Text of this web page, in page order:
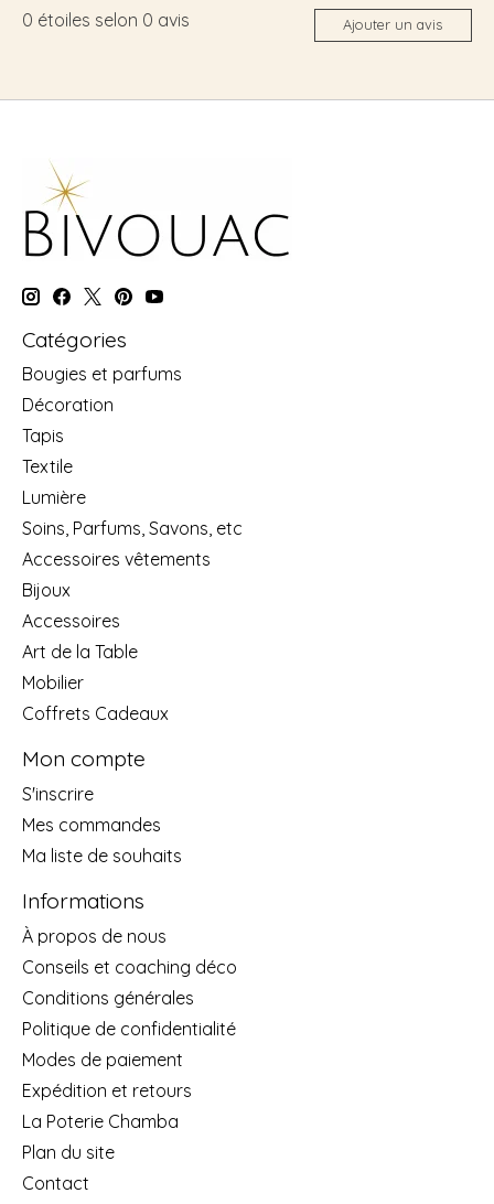
0 étoiles selon 0 avis Ajouter un avis
Catégories
Bougies et parfums
Décoration
Tapis
Textile
Lumière
Soins, Parfums, Savons, etc
Accessoires vêtements
Bijoux
Accessoires
Art de la Table
Mobilier
Coffrets Cadeaux
Mon compte
S'inscrire
Mes commandes
Ma liste de souhaits
Informations
À propos de nous
Conseils et coaching déco
Conditions générales
Politique de confidentialité
Modes de paiement
Expédition et retours
La Poterie Chamba
Plan du site
Contact